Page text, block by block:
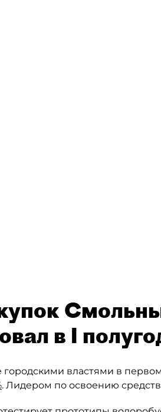
в I
городскими властями в
. Лидером по освоению средств